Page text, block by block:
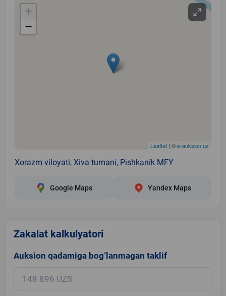
+
−
Leaflet | ©e-auksion.uz
Xorazm viloyati, Xiva tumani, Pishkanik MFY
Google Maps Yandex Maps
Zakalat kalkulyatori
Auksion qadamiga bog‘lanmagan taklif